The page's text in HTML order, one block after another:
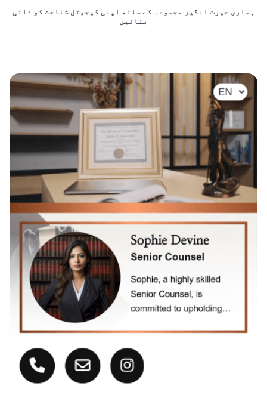
ہماری حیرت انگیز مجموعہ کے ساتھ اپنی ڈیجیٹل شناخت کو ذاتی
بنائیں